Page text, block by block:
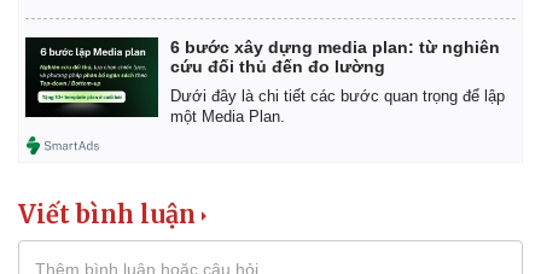
6 bước xây dựng media plan: từ nghiên
cứu đối thủ đến đo lường
Dưới đây là chi tiết các bước quan trọng để lập
một Media Plan.
Viết bình luận